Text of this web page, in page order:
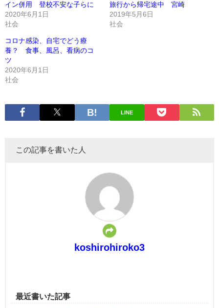
イン併用 登校不安な子らに
2020年6月1日
社会
旅行から帰宅途中 宮崎
2019年5月6日
社会
コロナ感染、自宅でどう療
養？ 食事、風呂、看病のコ
ツ
2020年6月1日
社会
LINE
この記事を書いた人
koshirohiroko3
最近書いた記事